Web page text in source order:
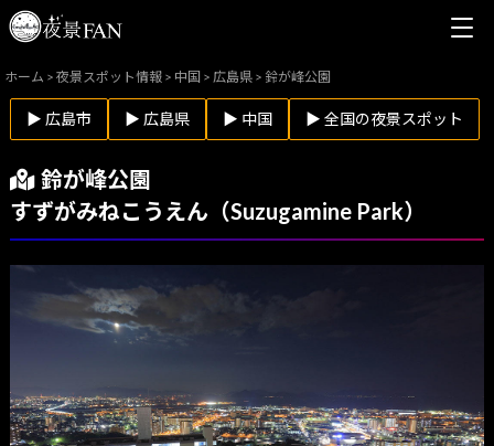
ホーム >夜景スポット情報 > 中国 >広島県 > 鈴が峰公園
▶ 広島市 ▶ 広島県 ▶ 中国 ▶ 全国の夜景スポット
鈴が峰公園
すずがみねこうえん（Suzugamine Park）